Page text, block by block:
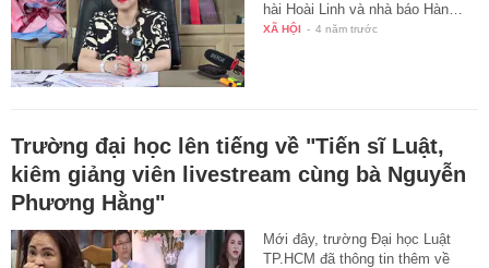
hài Hoài Linh và nhà báo Hàn…
XÃ HỘI - 4 năm trước
Trường đại học lên tiếng về "Tiến sĩ Luật,
kiêm giảng viên livestream cùng bà Nguyễn
Phương Hằng"
Mới đây, trường Đại học Luật
TP.HCM đã thông tin thêm về